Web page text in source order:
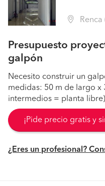
Renca
Presupuesto
galpón
Necesito construir un
medidas: 50 m de largo x
intermedios = planta
¡Pide precio gratis y
¿Eres un profesional?